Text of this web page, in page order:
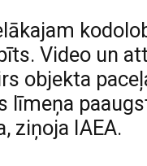
Video un
objekta
līmeņa
ziņoja IAEA.